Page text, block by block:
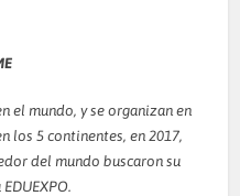
el mundo, y se organizan en
los 5 continentes, en 2017,
del mundo buscaron su